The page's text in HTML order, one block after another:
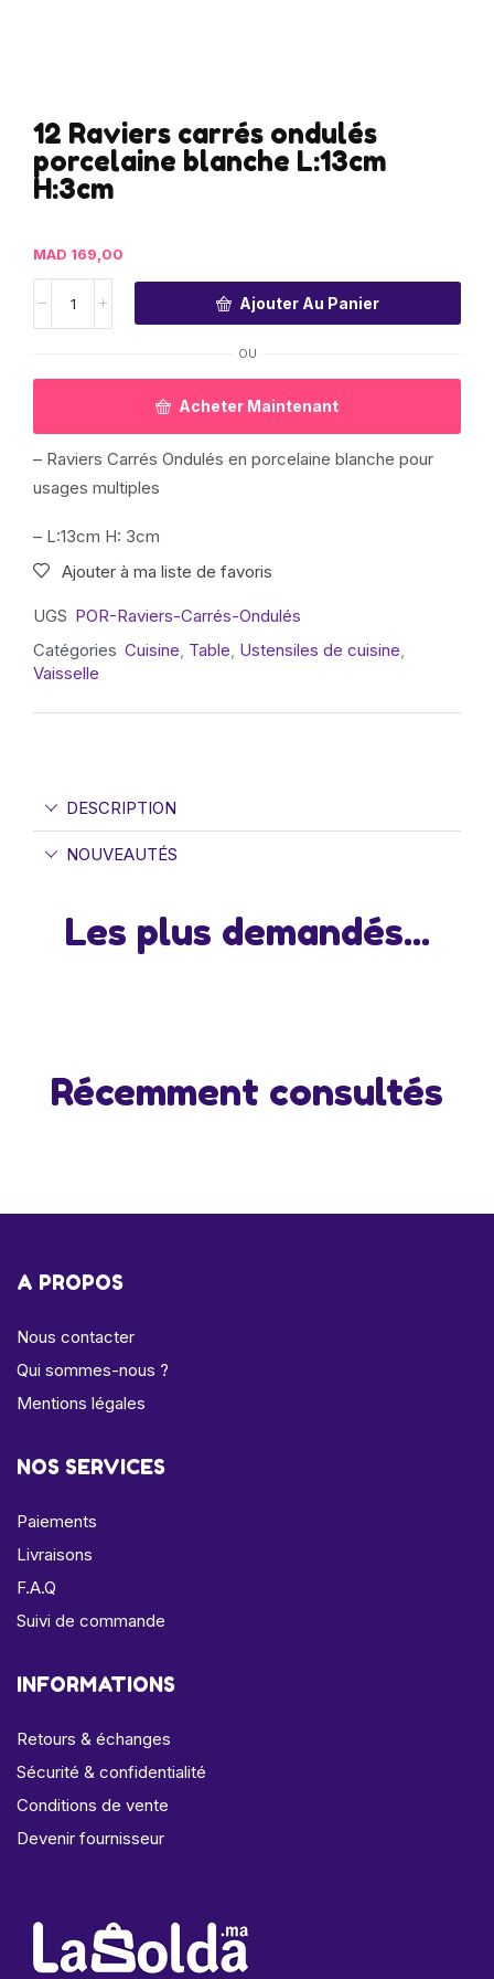
12 Raviers carrés ondulés
porcelaine blanche L:13cm
H:3cm
MAD 169,00
Ajouter Au Panier
OU
Acheter Maintenant
– Raviers Carrés Ondulés en porcelaine blanche pour
usages multiples
– L:13cm H: 3cm
Ajouter à ma liste de favoris
UGS POR-Raviers-Carrés-Ondulés
Catégories Cuisine, Table, Ustensiles de cuisine,
Vaisselle
DESCRIPTION
NOUVEAUTÉS
Les plus demandés...
Récemment consultés
A PROPOS
Nous contacter
Qui sommes-nous ?
Mentions légales
NOS SERVICES
Paiements
Livraisons
F.A.Q
Suivi de commande
INFORMATIONS
Retours & échanges
Sécurité & confidentialité
Conditions de vente
Devenir fournisseur